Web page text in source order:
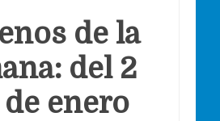
de la
del 2
de enero